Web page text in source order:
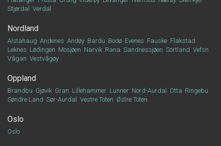
Stjørdal
Verdal
Nordland
Alstahaug Andenes Andøy Bardu Bodø Evenes Fauske Flakstad
Leknes Lødingen Mosjøen Narvik Rana Sandnessjøen Sortland Vefsn
Vågan Vestvågøy
Oppland
Brandbu Gjøvik Gran Lillehammer Lunner Nord-Aurdal Otta Ringebu
Søndre Land Sør-Aurdal Vestre Toten Østre Toten
Oslo
Oslo